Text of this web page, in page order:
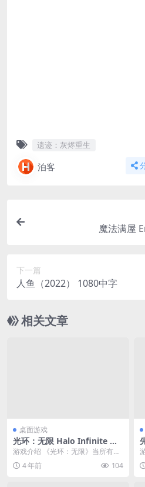
遗迹：灰烬重生
泊客
魔法满屋
下一篇
人鱼（2022） 1080中字
相关文章
桌面游戏
光环：无限 Halo Infinite 简
体中文绿色版
游戏介绍 《光环：无限》当所有的
希望都破灭，人类的命运悬而未决
时，士官长们已经准...
4 年前 104